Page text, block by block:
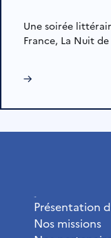
Une soirée
France, La Nuit
→
Présentation
Nos missions